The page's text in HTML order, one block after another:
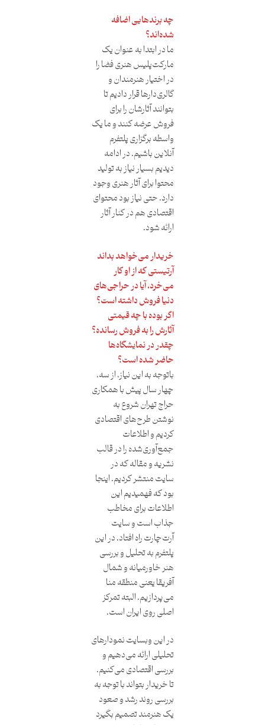
چه برندهایی اضافه
شده‌اند؟
ما در ابتدا به عنوان یک
مارکت‌پلیس هنری فضا را
در اختیار هنرمندان و
گالری‌دارها قرار دادیم تا
بتوانند آثارشان را برای
فروش عرضه کنند و ما یک
واسطه برگزاری پلتفرم
آنلاین باشیم. در ادامه
دیدیم بسیار نیاز به تولید
محتوا برای آثار هنری وجود
دارد. حتی نیاز بود محتوای
اقتصادی هم در کنار آثار
ارائه شود.
خریدار می‌خواهد بداند
آرتیستی که از او کار
می‌خرد، آیا در حراجی‌های
دنیا فروش داشته است؟
اگر بوده با چه قیمتی
آثارش را به فروش رسانده؟
چقدر در نمایشگاه‌ها
حاضر شده است؟
باتوجه به این نیاز، از سه،
چهار سال پیش با همکاری
حراج تهران شروع به
نوشتن طرح‌های اقتصادی
کردیم و اطلاعات
جمع‌آوری‌شده را در قالب
نشریه و مقاله که در
سایت منتشر کردیم. اینجا
بود که فهمیدیم این
اطلاعات برای مخاطب
جذاب است و سایت
آرت‌چارت راه افتاد. در این
پلتفرم به تحلیل و بررسی
هنر خاورمیانه و شمال
آفریقا یعنی منطقه منا
می‌پردازیم. البته تمرکز
اصلی روی ایران است.
در این وبسایت نمودارهای
تحلیلی ارائه می‌دهیم و
بررسی اقتصادی می‌کنیم.
تا خریدار بتواند با توجه به
بررسی روند رشد و صعود
یک هنرمند تصمیم بگیرد